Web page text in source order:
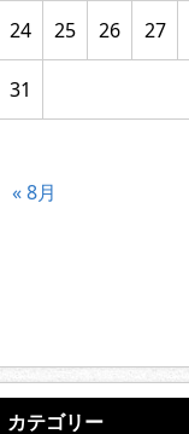
24 25 26 27
31
« 8月
カテゴリー